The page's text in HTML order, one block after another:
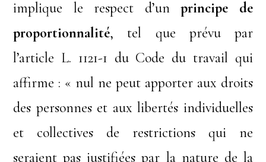
implique le respect d’unprincipe de
proportionnalité, tel que prévu par
l’article L. 1121-1 du Code du travail qui
affirme : « nul ne peut apporter aux droits
des personnes et aux libertés individuelles
et collectives de restrictions qui ne
seraient pas justifiées par la nature de la